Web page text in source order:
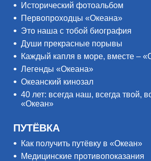
Исторический фотоальбом
Первопроходцы «Океана»
Это наша с тобой биография
Души прекрасные порывы
Каждый капля в море, вместе –
Легенды «Океана»
Океанский кинозал
40 лет: всегда наш, всегда твой,
«Океан»
ПУТЁВКА
Как получить путёвку в «Океан»
Медицинские противопоказания